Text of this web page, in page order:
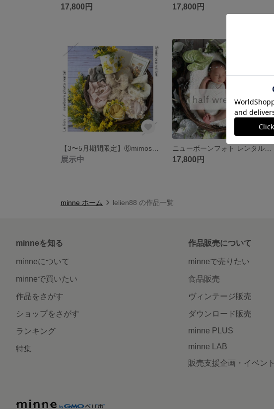
17,800円 17,800円
展示中
ニューボーンフォト レンタル｜ハーフリース⑤ pure anthurium
17,800円
minne ホーム lelien88 の作品一覧
minneを知る
minneについて
minneで買いたい
作品をさがす
ショップをさがす
ランキング
特集
作品販売について
minneで売りたい
食品販売
ヴィンテージ販売
ダウンロード販売
minne PLUS
minne LAB
販売支援企画・イベント